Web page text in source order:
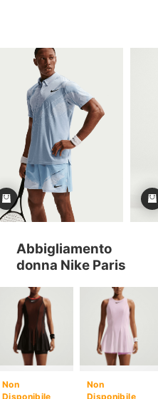
Abbigliamento
donna Nike Paris
Non
Disponibile
Non
Disponibile